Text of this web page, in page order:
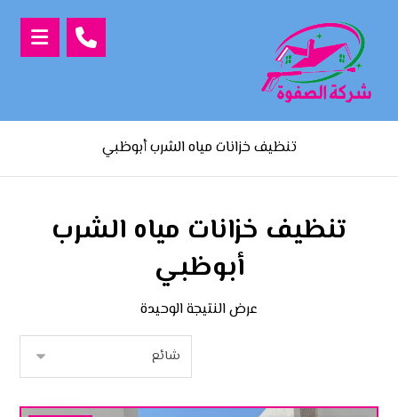
تنظيف خزانات مياه الشرب أبوظبي
تنظيف خزانات مياه الشرب
أبوظبي
عرض النتيجة الوحيدة